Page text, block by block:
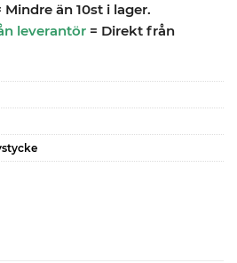
Mindre än 10st i lager.
leverantör = Direkt från